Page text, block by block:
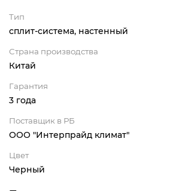
Тип
сплит-система, настенный
Страна производства
Китай
Гарантия
3 года
Поставщик в РБ
ООО "Интерпрайд климат"
Цвет
Черный